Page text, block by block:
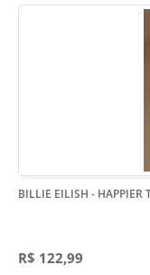
BILLIE EILISH - HAPPIER
R$ 122,99